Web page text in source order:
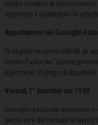
tempo congruo al
seguendo e riadattando la
Appuntamenti del Consiglio
Di seguito vengono indicati gli
Centro Pastorale “Lumen
il percorso. Vi prego di appuntarli
Venerdì, 1° dicembre ore 19.00
Consiglio pastorale diocesano +
percorso e del metodo di